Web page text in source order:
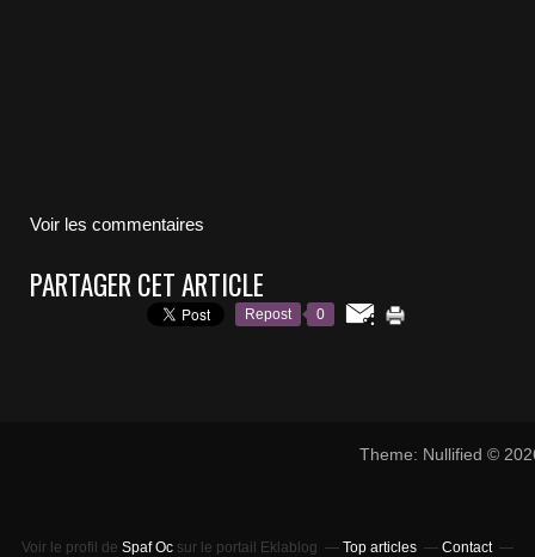
Voir les commentaires
PARTAGER CET ARTICLE
Repost 0
Theme: Nullified ©
Voir le profil de Spaf Oc sur le portail Eklablog Top articles
Contact